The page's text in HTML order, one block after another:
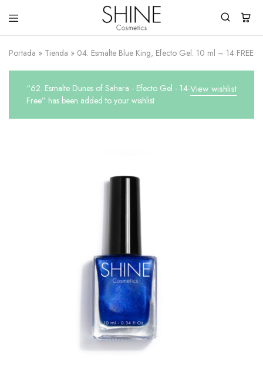
Shine
You
Everyday!
Portada » Tienda » 04. Esmalte Blue King, Efecto Gel. 10 ml – 14 FREE
View wishlist
“62. Esmalte Dunes of Sahara - Efecto Gel - 14-
Free” has been added to your wishlist